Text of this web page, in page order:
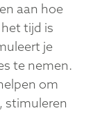
aan hoe
tijd is
je
te nemen.
om
stimuleren